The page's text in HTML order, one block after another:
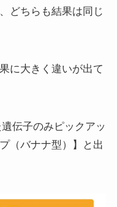
どちらも結果は同じ
に大きく違いが出て
伝子のみピックアッ
（バナナ型）】と出